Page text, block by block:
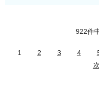
922件
1 2 3 4